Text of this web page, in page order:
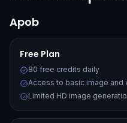
Apob
Free Plan
80 free credits daily
Access to basic image
Limited HD image